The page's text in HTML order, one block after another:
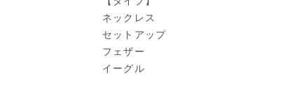
ネックレス
セットアップ
フェザー
イーグル